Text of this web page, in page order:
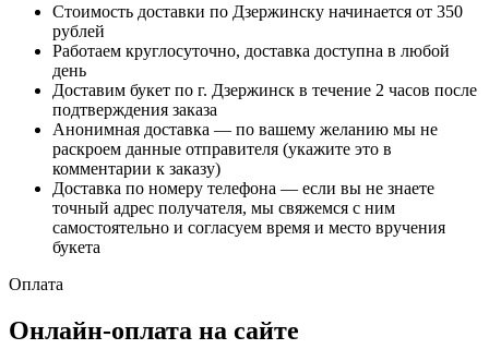
Стоимость доставки по Дзержинску начинается от 350
рублей
Работаем круглосуточно, доставка доступна в любой
день
Доставим букет по г. Дзержинск в течение 2 часов после
подтверждения заказа
Анонимная доставка — по вашему желанию мы не
раскроем данные отправителя (укажите это в
комментарии к заказу)
Доставка по номеру телефона — если вы не знаете
точный адрес получателя, мы свяжемся с ним
самостоятельно и согласуем время и место вручения
букета
Оплата
Онлайн-оплата на сайте